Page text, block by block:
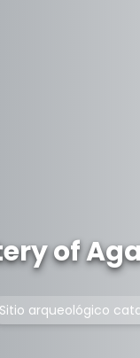
of
Sitio arqueológico